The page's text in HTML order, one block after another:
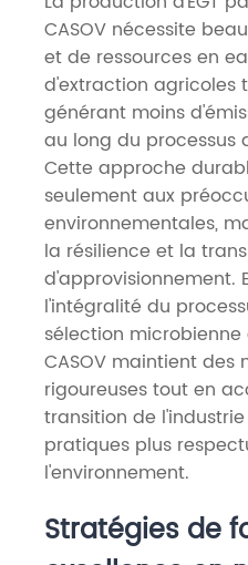
CASOV nécessite
et de ressources en
d'extraction agricoles
générant moins
au long du processus
Cette approche
seulement aux
environnementales,
la résilience et la
d'approvisionnement.
l'intégralité du
sélection
CASOV maintient des
rigoureuses tout en
transition de
pratiques plus
l'environnement.
Stratégies de